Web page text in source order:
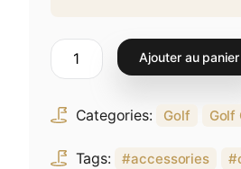
Ajouter au panier
Categories: Golf Golf
Tags: accessories